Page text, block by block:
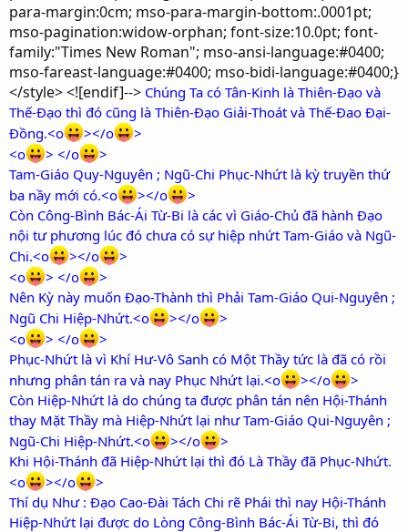
para-margin:0cm; mso-para-margin-bottom:.0001pt;
mso-pagination:widow-orphan; font-size:10.0pt; font-
family:"Times New Roman"; mso-ansi-language:#0400;
mso-fareast-language:#0400; mso-bidi-language:#0400;}
</style> <![endif]--> Chúng Ta có Tân-Kinh là Thiên-Đạo và
Thế-Đạo thì đó cũng là Thiên-Đạo Giải-Thoát và Thế-Đao Đại-
Đồng.<o
></o
>
<o
> </o
>
Tam-Giáo Quy-Nguyên ; Ngũ-Chi Phục-Nhứt là kỳ truyền thứ
ba nầy mới có.<o
></o
>
Còn Công-Bình Bác-Ái Từ-Bi là các vì Giáo-Chủ đã hành Đạo
nội tư phương lúc đó chưa có sự hiệp nhứt Tam-Giáo và Ngũ-
Chi.<o
></o
>
<o
> </o
>
Nên Kỳ này muốn Đạo-Thành thì Phải Tam-Giáo Qui-Nguyên ;
Ngũ Chi Hiệp-Nhứt.<o
></o
>
<o
> </o
>
Phục-Nhứt là vì Khí Hư-Vô Sanh có Một Thầy tức là đã có rồi
nhưng phân tán ra và nay Phục Nhứt lại.<o
></o
>
Còn Hiệp-Nhứt là do chúng ta được phân tán nên Hội-Thánh
thay Mặt Thầy mà Hiệp-Nhứt lại như Tam-Giáo Qui-Nguyên ;
Ngũ-Chi Hiệp-Nhứt.<o
></o
>
Khi Hội-Thánh đã Hiệp-Nhứt lại thì đó Là Thầy đã Phục-Nhứt.
<o
></o
>
Thí dụ Như : Đạo Cao-Đài Tách Chi rẽ Phái thì nay Hội-Thánh
Hiệp-Nhứt lại được do Lòng Công-Bình Bác-Ái Từ-Bi, thì đó